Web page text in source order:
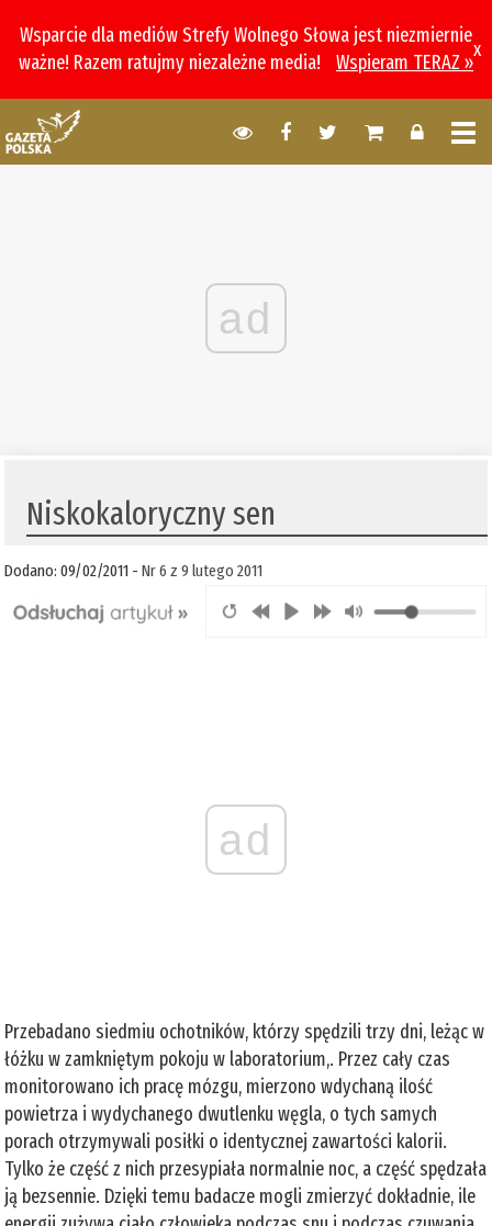
Wsparcie dla mediów Strefy Wolnego Słowa jest niezmiernie
ważne! Razem ratujmy niezależne media!
Wspieram TERAZ »
x
ad
Niskokaloryczny sen
Dodano: 09/02/2011 -Nr 6 z 9 lutego 2011
ad
Przebadano siedmiu ochotników, którzy spędzili trzy dni, leżąc w
łóżku w zamkniętym pokoju w laboratorium,. Przez cały czas
monitorowano ich pracę mózgu, mierzono wdychaną ilość
powietrza i wydychanego dwutlenku węgla, o tych samych
porach otrzymywali posiłki o identycznej zawartości kalorii.
Tylko że część z nich przesypiała normalnie noc, a część spędzała
ją bezsennie. Dzięki temu badacze mogli zmierzyć dokładnie, ile